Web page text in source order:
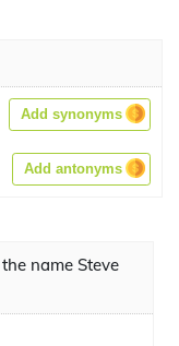
Add synonyms
Add antonyms
name Steve